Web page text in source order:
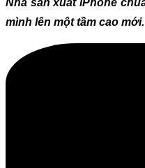
mình lên một tầm cao mới.